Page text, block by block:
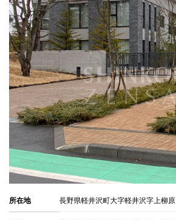
所在地 長野県軽井沢町大字軽井沢字上柳原